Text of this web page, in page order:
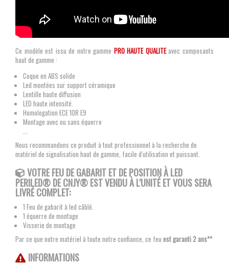
Ce modèle est issu de notre gamme PRO HAUTE QUALITE avec composants
haut de gamme :
Coque en ABS solide
Led montées sur support céramique
Lentille haute diffusion
LED haute intensité.
Homologation ECE 10R E9
Montage avec ou sans équerre
Nous recommandons ce produit à tout professionnel à la recherche de
matériel de signalisation haut de gamme, facile d'utilisation et puissant.
VOTRE FEU DE GABARIT ET DE POSITION À LED
PERILED® DE CNJY® EST VENDU À L'UNITÉ ET VOUS SERA
LIVRÉ COMPLET:
1 Feu de gabarit à led câblé.
1 équerre de montage
Visserie de montage
Par ce que notre matériel à toute notre confiance, ce feu est garanti 2 ans**
INFORMATIONS